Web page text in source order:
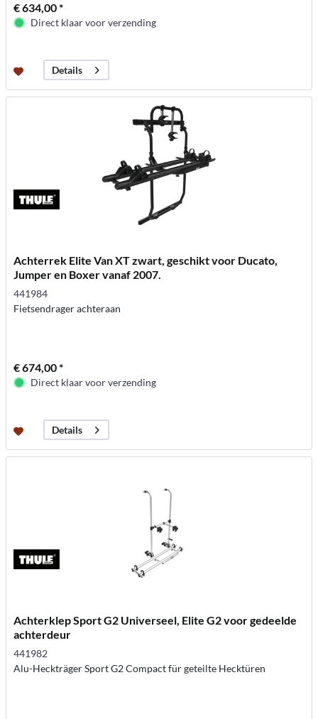
€ 634,00 *
Direct klaar voor verzending
Details
Achterrek Elite Van XT zwart, geschikt voor Ducato,
Jumper en Boxer vanaf 2007.
441984
Fietsendrager achteraan
€ 674,00 *
Direct klaar voor verzending
Details
Achterklep Sport G2 Universeel, Elite G2 voor gedeelde
achterdeur
441982
Alu-Heckträger Sport G2 Compact für geteilte Hecktüren